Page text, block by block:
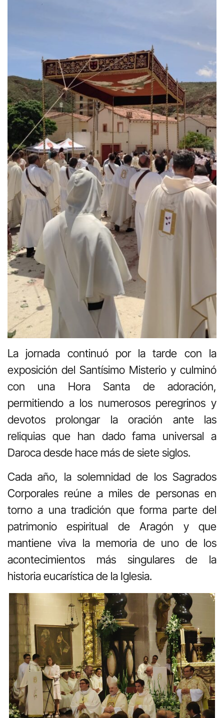
La jornada continuó por la tarde con la
exposición del Santísimo Misterio y culminó
con una Hora Santa de adoración,
permitiendo a los numerosos peregrinos y
devotos prolongar la oración ante las
reliquias que han dado fama universal a
Daroca desde hace más de siete siglos.
Cada año, la solemnidad de los Sagrados
Corporales reúne a miles de personas en
torno a una tradición que forma parte del
patrimonio espiritual de Aragón y que
mantiene viva la memoria de uno de los
acontecimientos más singulares de la
historia eucarística de la Iglesia.